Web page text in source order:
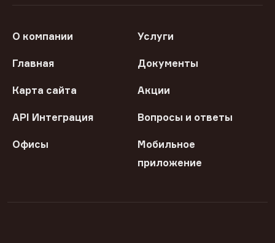
О компании Услуги
Главная Документы
Карта сайта Акции
API Интеграция Вопросы и ответы
Офисы
Мобильное
приложение